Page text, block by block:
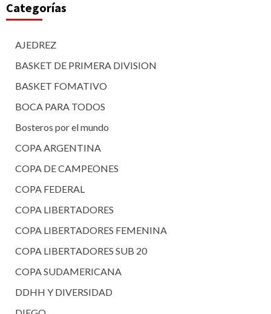
Categorías
AJEDREZ
BASKET DE PRIMERA DIVISION
BASKET FOMATIVO
BOCA PARA TODOS
Bosteros por el mundo
COPA ARGENTINA
COPA DE CAMPEONES
COPA FEDERAL
COPA LIBERTADORES
COPA LIBERTADORES FEMENINA
COPA LIBERTADORES SUB 20
COPA SUDAMERICANA
DDHH Y DIVERSIDAD